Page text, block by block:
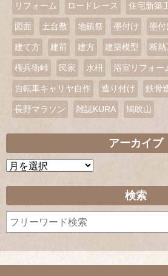
リフォーム ロードレース 住宅新築
図面 土台敷 地鎮祭 墨付け 墨付
建て方 建前 建方 建築模型 断
権兵衛峠 民家 水枡 浴室リフォー
自転車キャリヤ自作 造り付け 鉄骨
長野マラソン 雑誌KURA 鳩吹山
アーカイブ
ア
イ
ブ
検索